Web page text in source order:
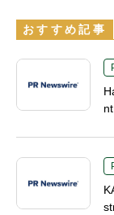
おすすめ記事